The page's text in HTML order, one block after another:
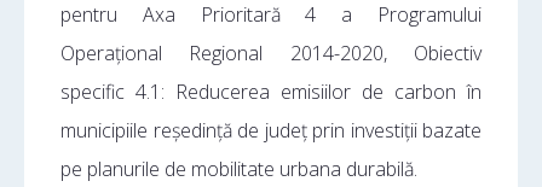
pentru Axa Prioritară 4 a Programului
Operațional Regional 2014-2020, Obiectiv
specific 4.1: Reducerea emisiilor de carbon în
municipiile reședință de județ prin investiții bazate
pe planurile de mobilitate urbana durabilă.